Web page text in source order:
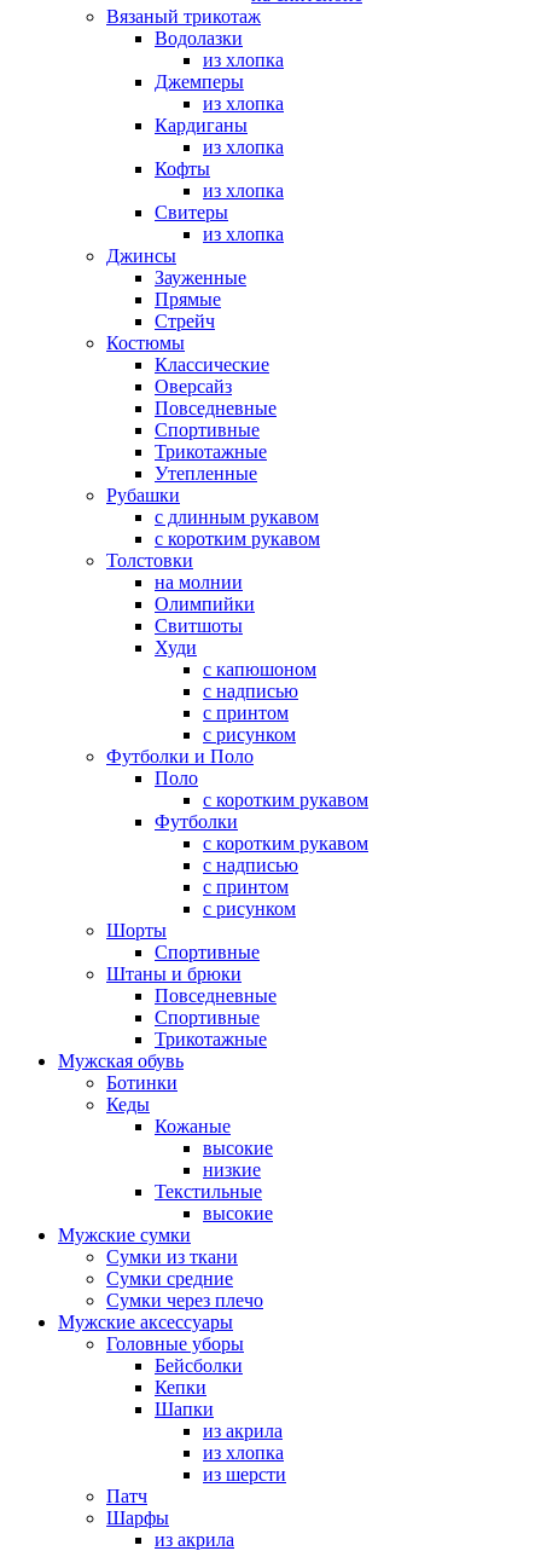
Вязаный трикотаж
Водолазки
из хлопка
Джемперы
из хлопка
Кардиганы
из хлопка
Кофты
из хлопка
Свитеры
из хлопка
Джинсы
Зауженные
Прямые
Стрейч
Костюмы
Классические
Оверсайз
Повседневные
Спортивные
Трикотажные
Утепленные
Рубашки
с длинным рукавом
с коротким рукавом
Толстовки
на молнии
Олимпийки
Свитшоты
Худи
с капюшоном
с надписью
с принтом
с рисунком
Футболки и Поло
Поло
с коротким рукавом
Футболки
с коротким рукавом
с надписью
с принтом
с рисунком
Шорты
Спортивные
Штаны и брюки
Повседневные
Спортивные
Трикотажные
Мужская обувь
Ботинки
Кеды
Кожаные
высокие
низкие
Текстильные
высокие
Мужские сумки
Сумки из ткани
Сумки средние
Сумки через плечо
Мужские аксессуары
Головные уборы
Бейсболки
Кепки
Шапки
из акрила
из хлопка
из шерсти
Патч
Шарфы
из акрила